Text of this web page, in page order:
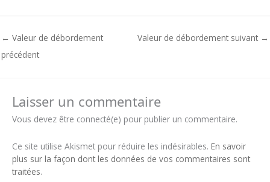
← Valeur de débordement
précédent
Valeur de débordement suivant →
Laisser un commentaire
Vous devez être connecté(e) pour publier un commentaire.
Ce site utilise Akismet pour réduire les indésirables. En savoir
plus sur la façon dont les données de vos commentaires sont
traitées.